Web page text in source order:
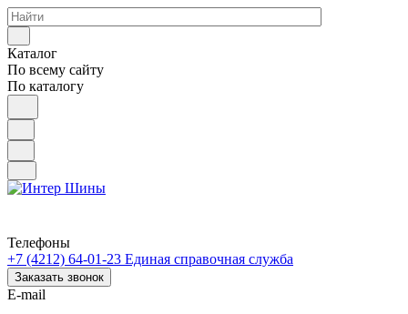
Каталог
По всему сайту
По каталогу
Телефоны
+7 (4212) 64-01-23 Единая справочная служба
Заказать звонок
E-mail